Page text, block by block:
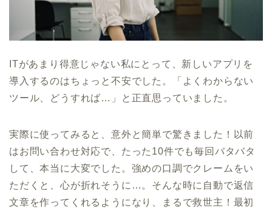
ITがあまり得意じゃない私にとって、新しいアプリを
導入するのはちょっと不安でした。「よくわからない
ツール、どうすれば…」と正直思っていました。
実際に使ってみると、意外と簡単で驚きました！以前
はお問い合わせ対応で、たった10件でも毎回バタバタ
して、本当に大変でした。強めの口調でクレームをい
ただくと、心が折れそうに…。そんな時に自動で返信
文章を作ってくれるようになり、まるで救世主！最初